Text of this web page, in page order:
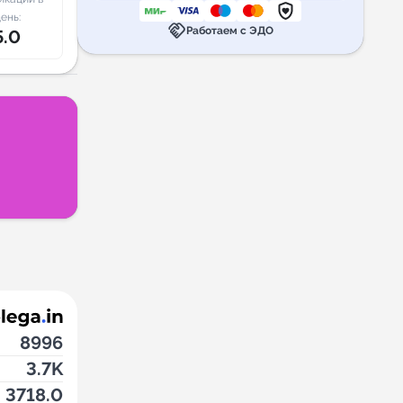
8996
3.7K
3718.0
handshakeРаботаем с ЭДО